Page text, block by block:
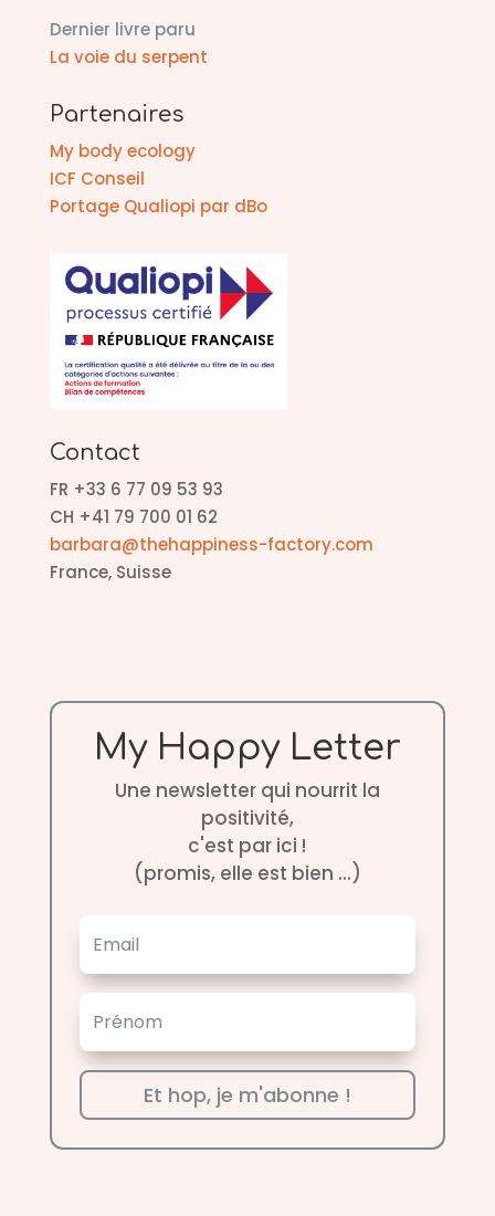
Dernier livre paru
La voie du serpent
Partenaires
My body ecology
ICF Conseil
Portage Qualiopi par dBo
Contact
FR +33 6 77 09 53 93
CH +41 79 700 01 62
barbara@thehappiness-factory.com
France, Suisse
My Happy Letter
Une newsletter qui nourrit la
positivité,
c'est par ici !
(promis, elle est bien ...)
Et hop, je m'abonne !